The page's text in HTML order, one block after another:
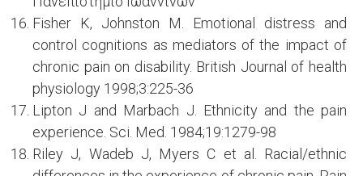
Fisher K, Johnston M. Emotional distress and
control cognitions as mediators of the impact of
chronic pain on disability. British Journal of health
physiology 1998;3:225-36
Lipton J and Marbach J. Ethnicity and the pain
experience. Sci. Med. 1984;19:1279-98
Riley J, Wadeb J, Myers C et al. Racial/ethnic